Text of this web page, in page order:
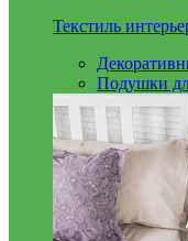
Текстиль
Подушки